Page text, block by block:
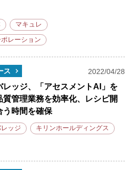
マキュレ
レーション
ス 2022/04/28
レッジ、「アセスメントAI」を
質管理業務を効率化、レシピ開
う時間を確保
ッジ キリンホールディングス